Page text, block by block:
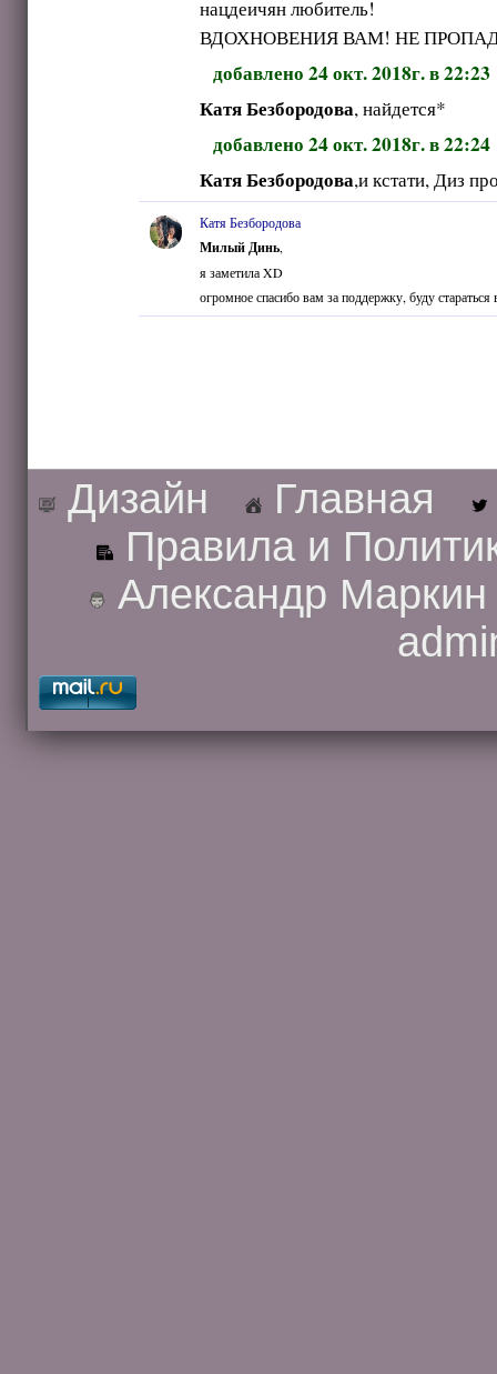
нацдеичян любитель!
ВДОХНОВЕНИЯ ВАМ! НЕ
добавлено 24 окт. 2018г. в 22:23
Катя Безбородова, найдется*
добавлено 24 окт. 2018г. в 22:24
Катя Безбородова,и кстати, Диз
Катя Безбородова
Милый Динь,
я заметила XD
огромное спасибо вам за поддержку, буду
Дизайн Главная
Правила и
Александр Маркин